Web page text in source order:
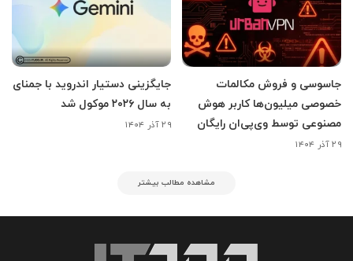
جاسوسی و فروش مکالمات
خصوصی میلیون‌ها کاربر هوش
مصنوعی توسط وی‌پی‌ان رایگان
۲۹ آذر ۱۴۰۴
جایگزینی دستیار اندروید با جمنای
به سال ۲۰۲۶ موکول شد
۲۹ آذر ۱۴۰۴
مشاهده مطالب بیشتر